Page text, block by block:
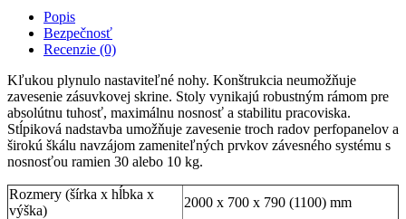
Popis
Bezpečnosť
Recenzie (0)
Kľukou plynulo nastaviteľné nohy. Konštrukcia neumožňuje
zavesenie zásuvkovej skrine. Stoly vynikajú robustným rámom pre
absolútnu tuhosť, maximálnu nosnosť a stabilitu pracoviska.
Stĺpiková nadstavba umožňuje zavesenie troch radov perfopanelov a
širokú škálu navzájom zameniteľných prvkov závesného systému s
nosnosťou ramien 30 alebo 10 kg.
Rozmery (šírka x hĺbka x
výška)
2000 x 700 x 790 (1100) mm